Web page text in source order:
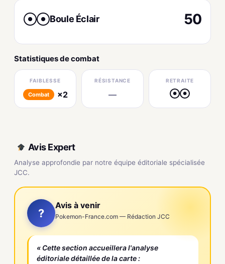
● ● Boule Éclair 50
Statistiques de combat
FAIBLESSE
Combat ×2
RÉSISTANCE
—
RETRAITE
● ●
Avis Expert
Analyse approfondie par notre équipe éditoriale spécialisée
JCC.
?
Avis à venir
Pokemon-France.com — Rédaction JCC
« Cette section accueillera l'analyse
éditoriale détaillée de la carte :